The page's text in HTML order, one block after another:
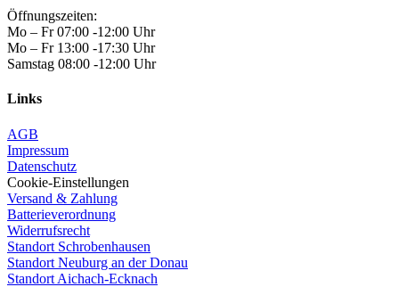
Öffnungszeiten:
Mo – Fr 07:00 -12:00 Uhr
Mo – Fr 13:00 -17:30 Uhr
Samstag 08:00 -12:00 Uhr
Links
AGB
Impressum
Datenschutz
Cookie-Einstellungen
Versand & Zahlung
Batterieverordnung
Widerrufsrecht
Standort Schrobenhausen
Standort Neuburg an der Donau
Standort Aichach-Ecknach